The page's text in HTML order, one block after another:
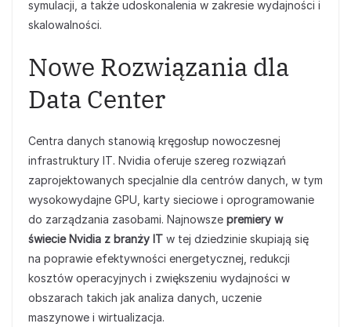
symulacji, a także udoskonalenia w zakresie wydajności i
skalowalności.
Nowe Rozwiązania dla
Data Center
Centra danych stanowią kręgosłup nowoczesnej
infrastruktury IT. Nvidia oferuje szereg rozwiązań
zaprojektowanych specjalnie dla centrów danych, w tym
wysokowydajne GPU, karty sieciowe i oprogramowanie
do zarządzania zasobami. Najnowsze premiery w
świecie Nvidia z branży IT w tej dziedzinie skupiają się
na poprawie efektywności energetycznej, redukcji
kosztów operacyjnych i zwiększeniu wydajności w
obszarach takich jak analiza danych, uczenie
maszynowe i wirtualizacja.